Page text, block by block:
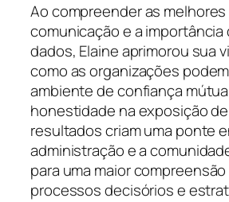
Ao compreender as
comunicação e a importância
dados, Elaine aprimorou sua
como as organizações
ambiente de confiança
honestidade na exposição
resultados criam uma ponte
administração e a
para uma maior
processos decisórios e